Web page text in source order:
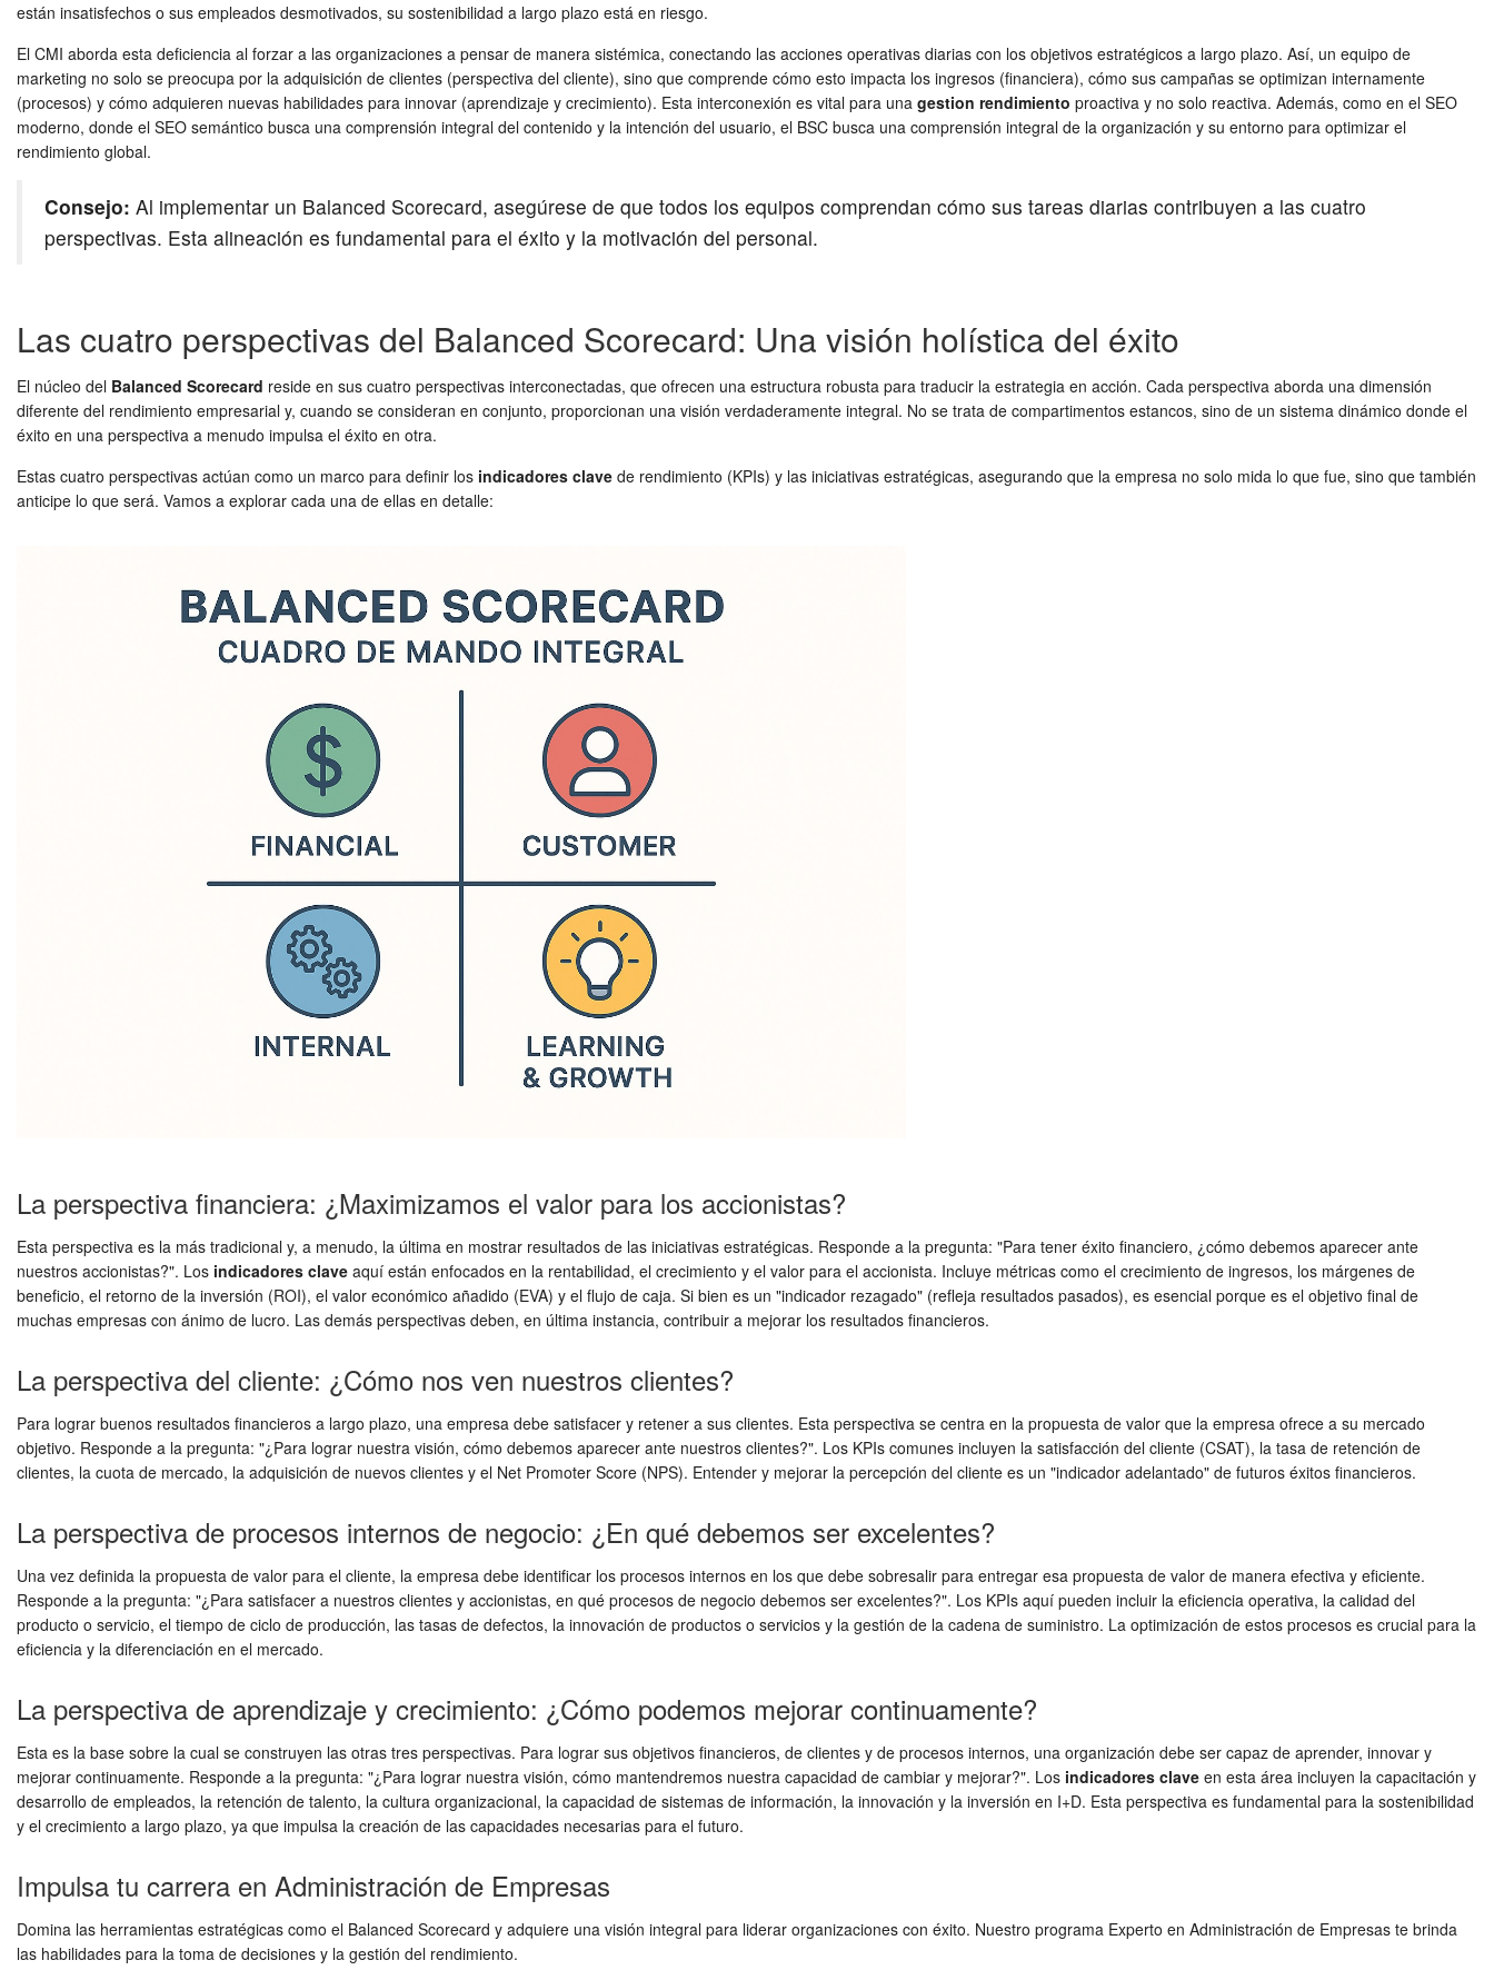
están insatisfechos o sus empleados desmotivados, su sostenibilidad a largo plazo está en riesgo.
El CMI aborda esta deficiencia al forzar a las organizaciones a pensar de manera sistémica, conectando las acciones operativas diarias con los objetivos estratégicos a largo plazo. Así, un equipo de
marketing no solo se preocupa por la adquisición de clientes (perspectiva del cliente), sino que comprende cómo esto impacta los ingresos (financiera), cómo sus campañas se optimizan internamente
(procesos) y cómo adquieren nuevas habilidades para innovar (aprendizaje y crecimiento). Esta interconexión es vital para una gestion rendimiento proactiva y no solo reactiva. Además, como en el SEO
moderno, donde el SEO semántico busca una comprensión integral del contenido y la intención del usuario, el BSC busca una comprensión integral de la organización y su entorno para optimizar el
rendimiento global.
Consejo: Al implementar un Balanced Scorecard, asegúrese de que todos los equipos comprendan cómo sus tareas diarias contribuyen a las cuatro
perspectivas. Esta alineación es fundamental para el éxito y la motivación del personal.
Las cuatro perspectivas del Balanced Scorecard: Una visión holística del éxito
El núcleo del Balanced Scorecard reside en sus cuatro perspectivas interconectadas, que ofrecen una estructura robusta para traducir la estrategia en acción. Cada perspectiva aborda una dimensión
diferente del rendimiento empresarial y, cuando se consideran en conjunto, proporcionan una visión verdaderamente integral. No se trata de compartimentos estancos, sino de un sistema dinámico donde el
éxito en una perspectiva a menudo impulsa el éxito en otra.
Estas cuatro perspectivas actúan como un marco para definir los indicadores clave de rendimiento (KPIs) y las iniciativas estratégicas, asegurando que la empresa no solo mida lo que fue, sino que también
anticipe lo que será. Vamos a explorar cada una de ellas en detalle:
La perspectiva financiera: ¿Maximizamos el valor para los accionistas?
Esta perspectiva es la más tradicional y, a menudo, la última en mostrar resultados de las iniciativas estratégicas. Responde a la pregunta: "Para tener éxito financiero, ¿cómo debemos aparecer ante
nuestros accionistas?". Los indicadores clave aquí están enfocados en la rentabilidad, el crecimiento y el valor para el accionista. Incluye métricas como el crecimiento de ingresos, los márgenes de
beneficio, el retorno de la inversión (ROI), el valor económico añadido (EVA) y el flujo de caja. Si bien es un "indicador rezagado" (refleja resultados pasados), es esencial porque es el objetivo final de
muchas empresas con ánimo de lucro. Las demás perspectivas deben, en última instancia, contribuir a mejorar los resultados financieros.
La perspectiva del cliente: ¿Cómo nos ven nuestros clientes?
Para lograr buenos resultados financieros a largo plazo, una empresa debe satisfacer y retener a sus clientes. Esta perspectiva se centra en la propuesta de valor que la empresa ofrece a su mercado
objetivo. Responde a la pregunta: "¿Para lograr nuestra visión, cómo debemos aparecer ante nuestros clientes?". Los KPIs comunes incluyen la satisfacción del cliente (CSAT), la tasa de retención de
clientes, la cuota de mercado, la adquisición de nuevos clientes y el Net Promoter Score (NPS). Entender y mejorar la percepción del cliente es un "indicador adelantado" de futuros éxitos financieros.
La perspectiva de procesos internos de negocio: ¿En qué debemos ser excelentes?
Una vez definida la propuesta de valor para el cliente, la empresa debe identificar los procesos internos en los que debe sobresalir para entregar esa propuesta de valor de manera efectiva y eficiente.
Responde a la pregunta: "¿Para satisfacer a nuestros clientes y accionistas, en qué procesos de negocio debemos ser excelentes?". Los KPIs aquí pueden incluir la eficiencia operativa, la calidad del
producto o servicio, el tiempo de ciclo de producción, las tasas de defectos, la innovación de productos o servicios y la gestión de la cadena de suministro. La optimización de estos procesos es crucial para la
eficiencia y la diferenciación en el mercado.
La perspectiva de aprendizaje y crecimiento: ¿Cómo podemos mejorar continuamente?
Esta es la base sobre la cual se construyen las otras tres perspectivas. Para lograr sus objetivos financieros, de clientes y de procesos internos, una organización debe ser capaz de aprender, innovar y
mejorar continuamente. Responde a la pregunta: "¿Para lograr nuestra visión, cómo mantendremos nuestra capacidad de cambiar y mejorar?". Los indicadores clave en esta área incluyen la capacitación y
desarrollo de empleados, la retención de talento, la cultura organizacional, la capacidad de sistemas de información, la innovación y la inversión en I+D. Esta perspectiva es fundamental para la sostenibilidad
y el crecimiento a largo plazo, ya que impulsa la creación de las capacidades necesarias para el futuro.
Impulsa tu carrera en Administración de Empresas
Domina las herramientas estratégicas como el Balanced Scorecard y adquiere una visión integral para liderar organizaciones con éxito. Nuestro programa Experto en Administración de Empresas te brinda
las habilidades para la toma de decisiones y la gestión del rendimiento.